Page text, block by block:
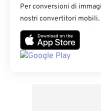
Per conversioni di
nostri convertitori mobili.